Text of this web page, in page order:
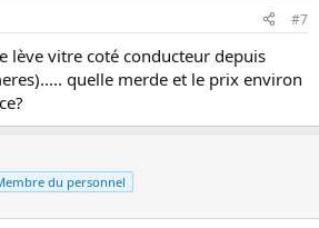
#7
lève vitre coté conducteur depuis
quelle merde et le prix environ
du personnel